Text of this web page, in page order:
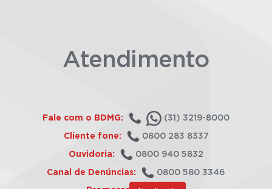
Atendimento
Fale com o BDMG: (31) 3219-8000
Cliente fone: 0800 283 8337
Ouvidoria: 0800 940 5832
Canal de Denúncias: 0800 580 3346